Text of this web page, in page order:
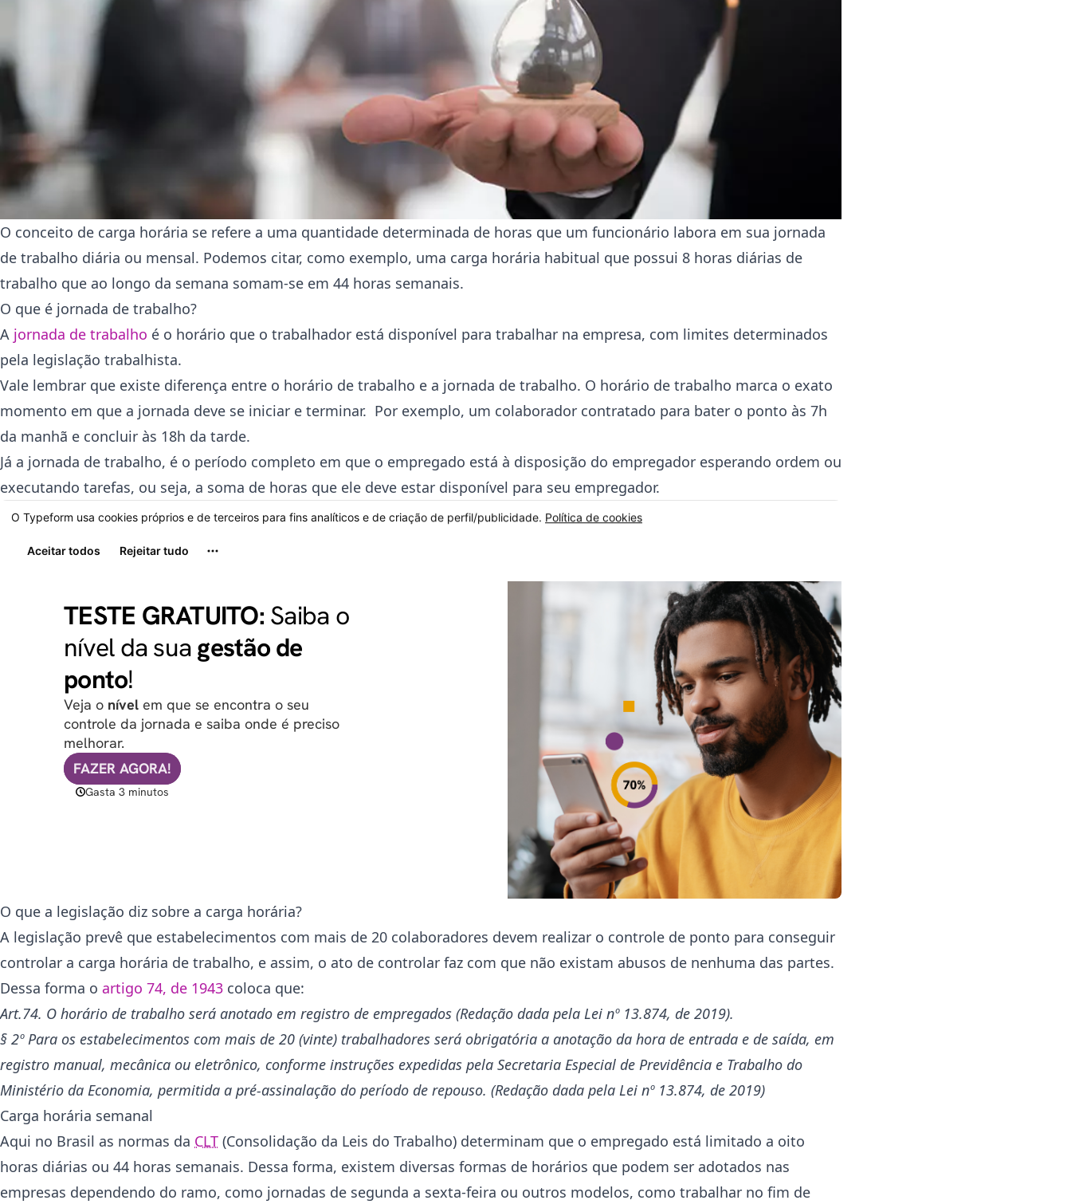
O conceito de carga horária se refere a uma quantidade determinada de horas que um funcionário labora em sua jornada
de trabalho diária ou mensal. Podemos citar, como exemplo, uma carga horária habitual que possui 8 horas diárias de
trabalho que ao longo da semana somam-se em 44 horas semanais.
O que é jornada de trabalho?
A jornada de trabalho é o horário que o trabalhador está disponível para trabalhar na empresa, com limites determinados
pela legislação trabalhista.
Vale lembrar que existe diferença entre o horário de trabalho e a jornada de trabalho. O horário de trabalho marca o exato
momento em que a jornada deve se iniciar e terminar. Por exemplo, um colaborador contratado para bater o ponto às 7h
da manhã e concluir às 18h da tarde.
Já a jornada de trabalho, é o período completo em que o empregado está à disposição do empregador esperando ordem ou
executando tarefas, ou seja, a soma de horas que ele deve estar disponível para seu empregador.
O que a legislação diz sobre a carga horária?
A legislação prevê que estabelecimentos com mais de 20 colaboradores devem realizar o controle de ponto para conseguir
controlar a carga horária de trabalho, e assim, o ato de controlar faz com que não existam abusos de nenhuma das partes.
Dessa forma o artigo 74, de 1943 coloca que:
Art.74. O horário de trabalho será anotado em registro de empregados (Redação dada pela Lei nº 13.874, de 2019).
§ 2º Para os estabelecimentos com mais de 20 (vinte) trabalhadores será obrigatória a anotação da hora de entrada e de saída, em
registro manual, mecânica ou eletrônico, conforme instruções expedidas pela Secretaria Especial de Previdência e Trabalho do
Ministério da Economia, permitida a pré-assinalação do período de repouso. (Redação dada pela Lei nº 13.874, de 2019)
Carga horária semanal
Aqui no Brasil as normas da CLT (Consolidação da Leis do Trabalho) determinam que o empregado está limitado a oito
horas diárias ou 44 horas semanais. Dessa forma, existem diversas formas de horários que podem ser adotados nas
empresas dependendo do ramo, como jornadas de segunda a sexta-feira ou outros modelos, como trabalhar no fim de